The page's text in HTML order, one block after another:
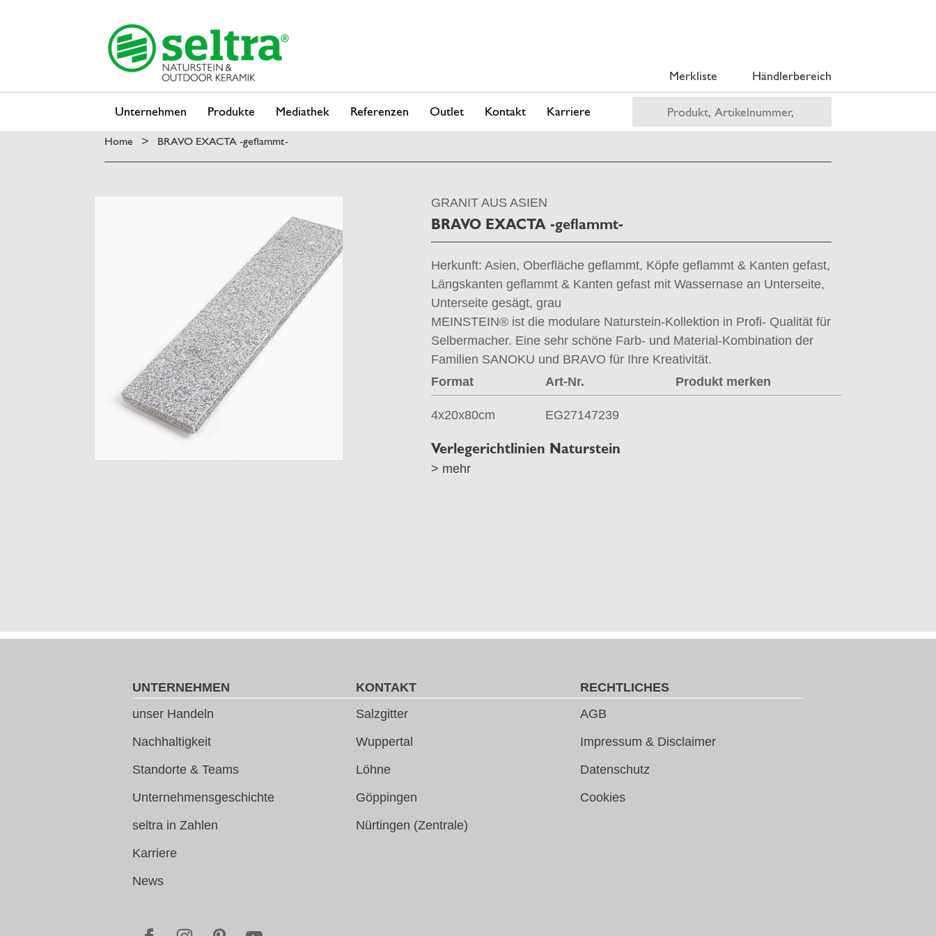
Merkliste Händlerbereich
Unternehmen Produkte Mediathek Referenzen Outlet Kontakt Karriere
Home > BRAVO EXACTA -geflammt-
GRANIT AUS ASIEN
BRAVO EXACTA -geflammt-
Herkunft: Asien, Oberfläche geflammt, Köpfe geflammt & Kanten gefast,
Längskanten geflammt & Kanten gefast mit Wassernase an Unterseite,
Unterseite gesägt, grau
MEINSTEIN® ist die modulare Naturstein-Kollektion in Profi- Qualität für
Selbermacher. Eine sehr schöne Farb- und Material-Kombination der
Familien SANOKU und BRAVO für Ihre Kreativität.
Format
Art-Nr. Produkt merken
4x20x80cm EG27147239
Verlegerichtlinien Naturstein
> mehr
UNTERNEHMEN
unser Handeln
Nachhaltigkeit
Standorte & Teams
Unternehmensgeschichte
seltra in Zahlen
Karriere
News
KONTAKT
Salzgitter
Wuppertal
Löhne
Göppingen
Nürtingen (Zentrale)
RECHTLICHES
AGB
Impressum & Disclaimer
Datenschutz
Cookies